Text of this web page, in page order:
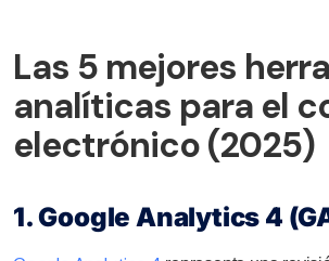
Las 5 mejores
analíticas para el
electrónico (2025)
1. Google Analytics 4